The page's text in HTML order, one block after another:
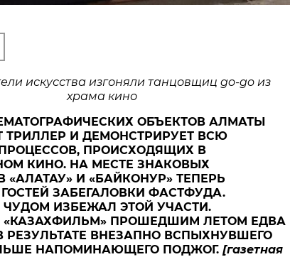
искусства изгоняли танцовщиц go-go из
храма кино
ОБЪЕКТОВ АЛМАТЫ
ТРИЛЛЕР И ДЕМОНСТРИРУЕТ ВСЮ
ПРОИСХОДЯЩИХ В
КИНО. НА МЕСТЕ ЗНАКОВЫХ
«АЛАТАУ» И «БАЙКОНУР» ТЕПЕРЬ
ЗАБЕГАЛОВКИ ФАСТФУДА.
ИЗБЕЖАЛ ЭТОЙ УЧАСТИ.
«КАЗАХФИЛЬМ» ПРОШЕДШИМ ЛЕТОМ ЕДВА
РЕЗУЛЬТАТЕ ВНЕЗАПНО ВСПЫХНУВШЕГО
НАПОМИНАЮЩЕГО ПОДЖОГ. [газетная